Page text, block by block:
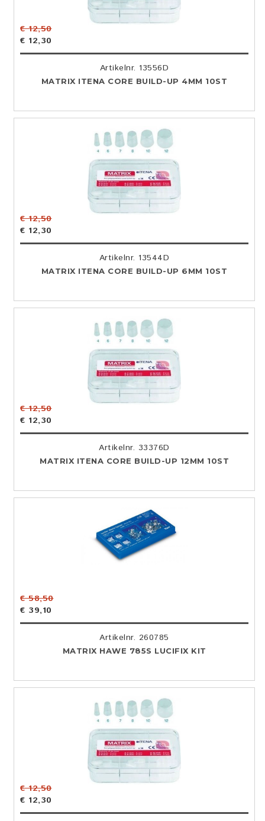
€ 12,50
€ 12,30
Artikelnr. 13556D
MATRIX ITENA CORE BUILD-UP 4MM 10ST
€ 12,50
€ 12,30
Artikelnr. 13544D
MATRIX ITENA CORE BUILD-UP 6MM 10ST
€ 12,50
€ 12,30
Artikelnr. 33376D
MATRIX ITENA CORE BUILD-UP 12MM 10ST
€ 58,50
€ 39,10
Artikelnr. 260785
MATRIX HAWE 785S LUCIFIX KIT
€ 12,50
€ 12,30